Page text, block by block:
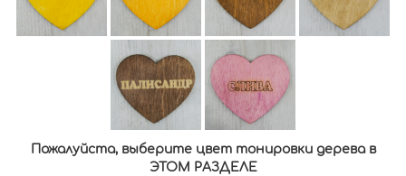
Пожалуйста, выберите цвет тонировки дерева в
ЭТОМ РАЗДЕЛЕ